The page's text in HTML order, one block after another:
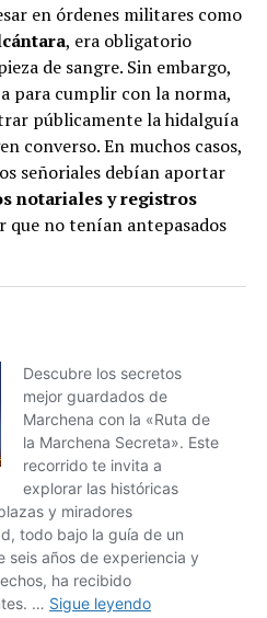
en órdenes militares como
, era obligatorio
de sangre. Sin embargo,
para cumplir con la norma,
públicamente la hidalguía
converso. En muchos casos,
señoriales debían aportar
notariales y registros
no tenían antepasados